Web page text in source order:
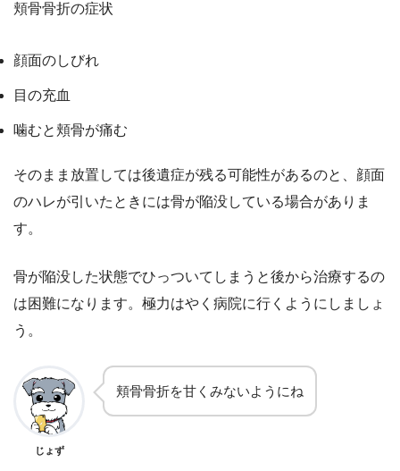
頬骨骨折の症状
顔面のしびれ
目の充血
噛むと頬骨が痛む
そのまま放置しては後遺症が残る可能性があるのと、顔面
のハレが引いたときには骨が陥没している場合がありま
す。
骨が陥没した状態でひっついてしまうと後から治療するの
は困難になります。極力はやく病院に行くようにしましょ
う。
じょず
頬骨骨折を甘くみないようにね